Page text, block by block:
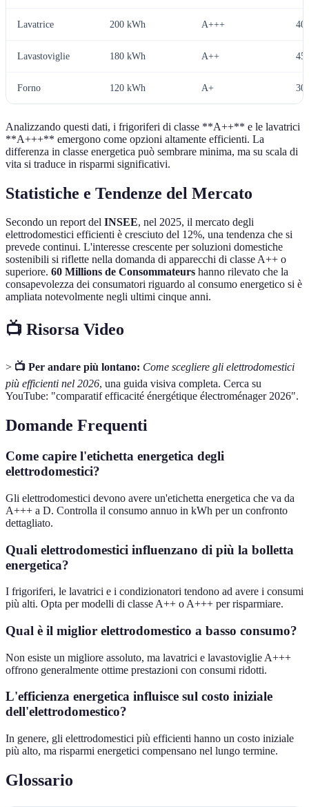
Lavatrice 200 kWh A+++
Lavastoviglie 180 kWh A++
Forno 120 kWh A+
Analizzando questi dati, i frigoriferi di classe **A++** e le lavatrici
**A+++** emergono come opzioni altamente efficienti. La
differenza in classe energetica può sembrare minima, ma su scala di
vita si traduce in risparmi significativi.
Statistiche e Tendenze del Mercato
Secondo un report del INSEE, nel 2025, il mercato degli
elettrodomestici efficienti è cresciuto del 12%, una tendenza che si
prevede continui. L'interesse crescente per soluzioni domestiche
sostenibili si riflette nella domanda di apparecchi di classe A++ o
superiore. 60 Millions de Consommateurs hanno rilevato che la
consapevolezza dei consumatori riguardo al consumo energetico si è
ampliata notevolmente negli ultimi cinque anni.
📺 Risorsa Video
> 📺 Per andare più lontano: Come scegliere gli elettrodomestici
più efficienti nel 2026, una guida visiva completa. Cerca su
YouTube: "comparatif efficacité énergétique électroménager 2026".
Domande Frequenti
Come capire l'etichetta energetica degli
elettrodomestici?
Gli elettrodomestici devono avere un'etichetta energetica che va da
A+++ a D. Controlla il consumo annuo in kWh per un confronto
dettagliato.
Quali elettrodomestici influenzano di più la bolletta
energetica?
I frigoriferi, le lavatrici e i condizionatori tendono ad avere i consumi
più alti. Opta per modelli di classe A++ o A+++ per risparmiare.
Qual è il miglior elettrodomestico a basso consumo?
Non esiste un migliore assoluto, ma lavatrici e lavastoviglie A+++
offrono generalmente ottime prestazioni con consumi ridotti.
L'efficienza energetica influisce sul costo iniziale
dell'elettrodomestico?
In genere, gli elettrodomestici più efficienti hanno un costo iniziale
più alto, ma risparmi energetici compensano nel lungo termine.
Glossario